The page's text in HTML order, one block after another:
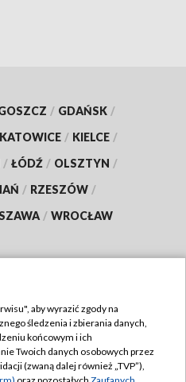
/ GDAŃSK /
KATOWICE / KIELCE /
/ ŁÓDŹ / OLSZTYN /
/ RZESZÓW /
/ WROCŁAW
TVP
TVP
aby wyrazić zgody na
śledzenia i zbierania danych,
końcowym i ich
Twoich danych osobowych przez
(zwaną dalej również „TVP”),